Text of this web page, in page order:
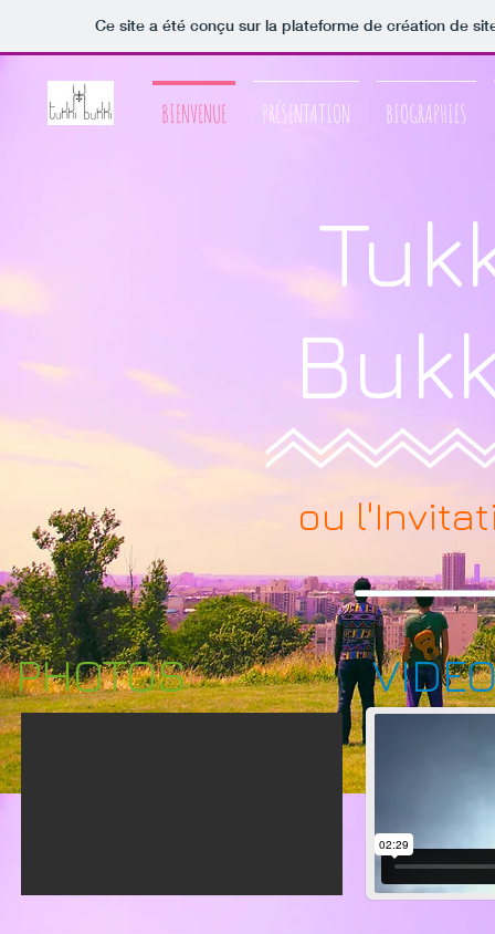
Ce site a été conçu sur la plateforme de création de
BIENVENUE PRÉSENTATION BIOGRAPHIES
ou
PHOTOS